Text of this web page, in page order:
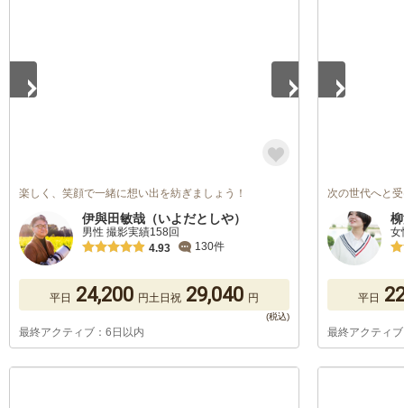
楽しく、笑顔で一緒に想い出を紡ぎましょう！
伊與田敏哉（いよだとしや）
男性 撮影実績158回
4.93
130件
平日 24,200 円土日祝 29,040 円
最終アクティブ：6日以内
次の世代へと
女
平日
最終アクティ